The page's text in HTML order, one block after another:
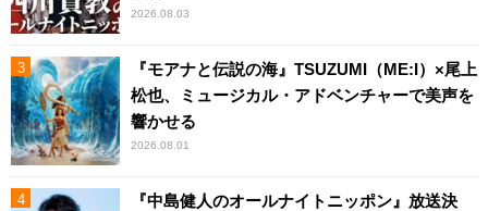
2026.08.03
『モアナと伝説の海』TSUZUMI（ME:I）×尾上
松也、ミュージカル・アドベンチャーで美声を
響かせる
2026.08.01
『中島健人のオールナイトニッポン』放送決